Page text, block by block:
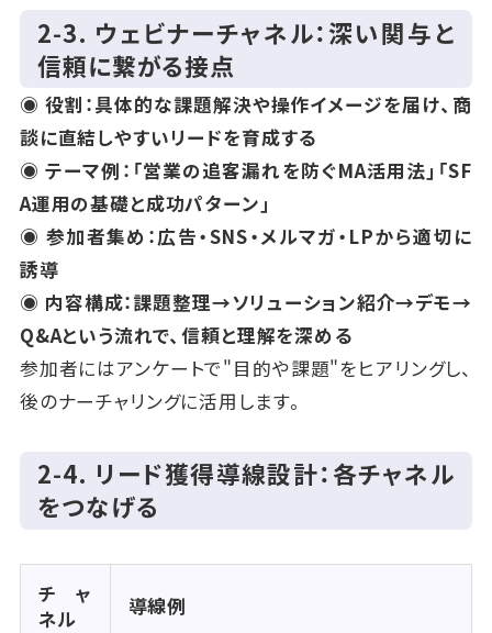
2‑3. ウェビナーチャネル：深い関与と
信頼に繋がる接点
◉ 役割：具体的な課題解決や操作イメージを届け、商
談に直結しやすいリードを育成する
◉ テーマ例：「営業の追客漏れを防ぐMA活用法」「SF
A運用の基礎と成功パターン」
◉ 参加者集め：広告・SNS・メルマガ・LPから適切に
誘導
◉ 内容構成：課題整理→ソリューション紹介→デモ→
Q&Aという流れで、信頼と理解を深める
参加者にはアンケートで"目的や課題"をヒアリングし、
後のナーチャリングに活用します。
2‑4. リード獲得導線設計：各チャネル
をつなげる
チャ
ネル
導線例